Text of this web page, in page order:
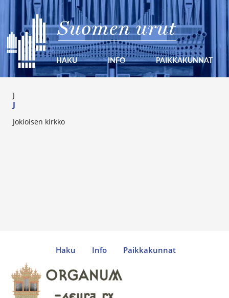
Suomen urut
HAKU INFO PAIKKAKUNNAT
J
J
Jokioisen kirkko
Haku Info Paikkakunnat